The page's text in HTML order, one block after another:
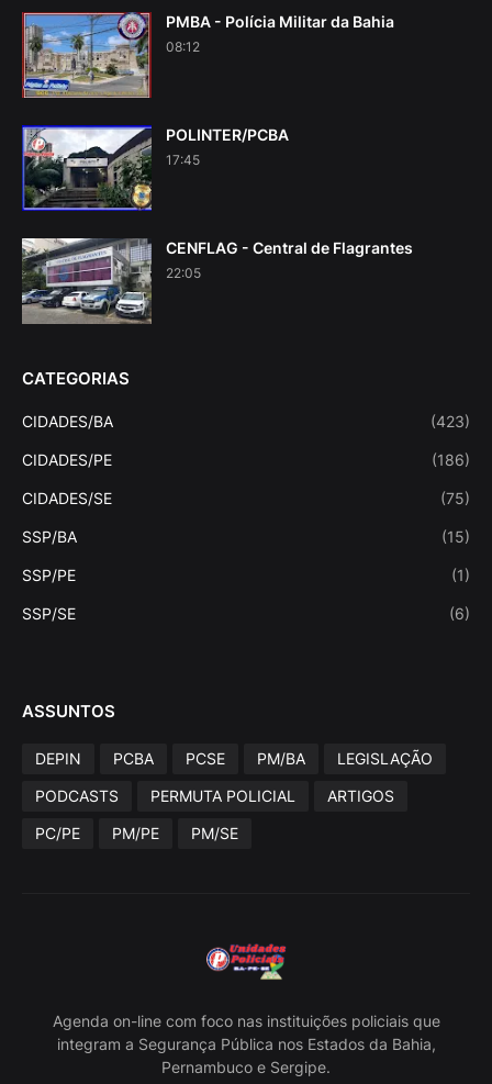
PMBA - Polícia Militar da Bahia
08:12
POLINTER/PCBA
17:45
CENFLAG - Central de Flagrantes
22:05
CATEGORIAS
CIDADES/BA (423)
CIDADES/PE (186)
CIDADES/SE (75)
SSP/BA (15)
SSP/PE (1)
SSP/SE (6)
ASSUNTOS
DEPIN PCBA PCSE PM/BA
LEGISLAÇÃO
PODCASTS
PERMUTA POLICIAL
ARTIGOS
PC/PE
PM/PE PM/SE
Agenda on-line com foco nas instituições policiais que
integram a Segurança Pública nos Estados da Bahia,
Pernambuco e Sergipe.